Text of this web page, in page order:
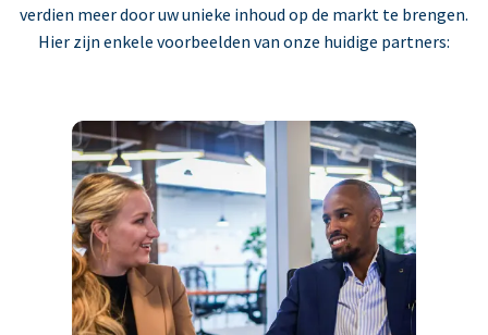
verdien meer door uw unieke inhoud op de markt te brengen.
Hier zijn enkele voorbeelden van onze huidige partners: